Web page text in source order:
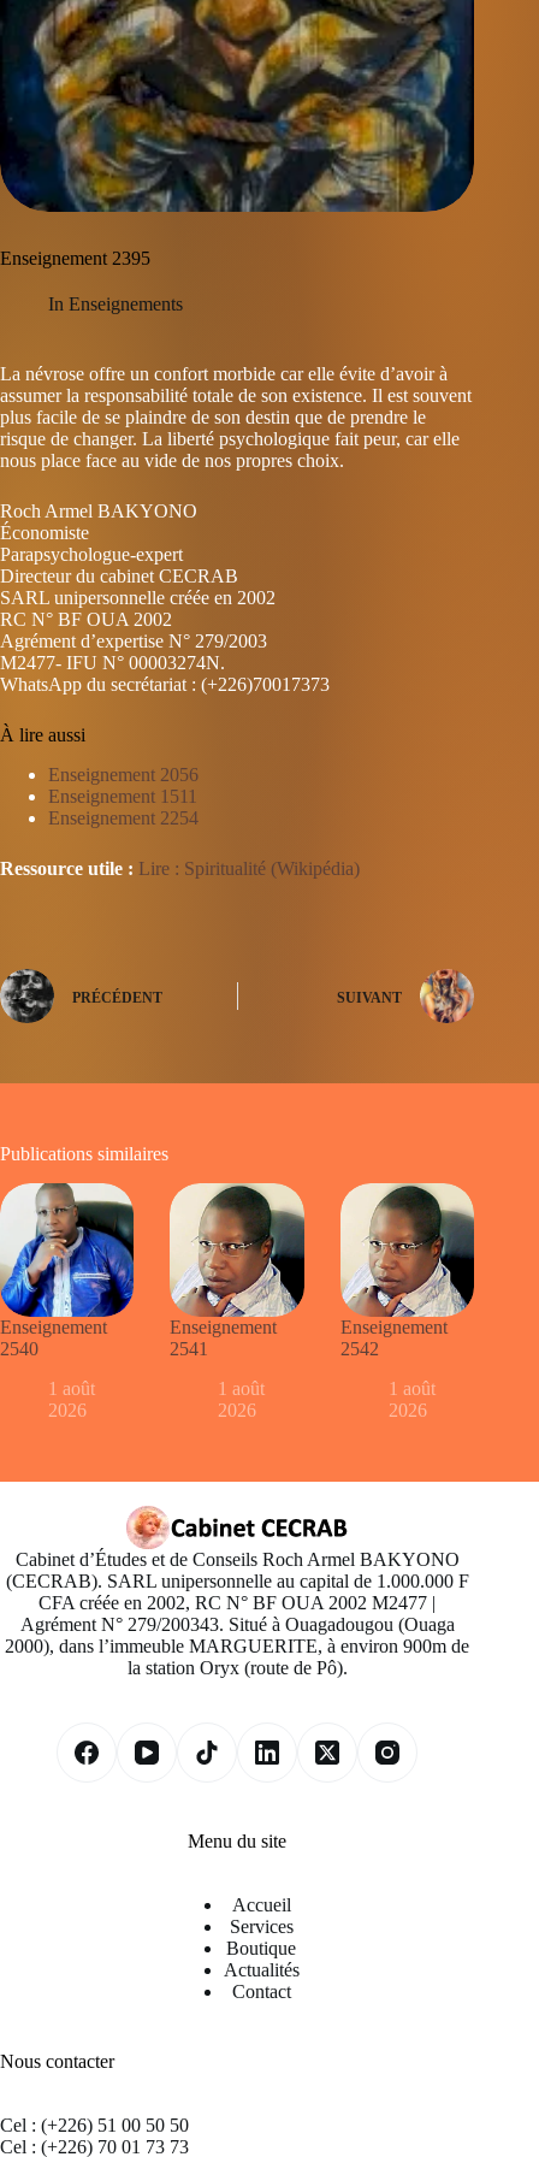
Enseignement 2395
In Enseignements
La névrose offre un confort morbide car elle évite d’avoir à
assumer la responsabilité totale de son existence. Il est souvent
plus facile de se plaindre de son destin que de prendre le
risque de changer. La liberté psychologique fait peur, car elle
nous place face au vide de nos propres choix.
Roch Armel BAKYONO
Économiste
Parapsychologue-expert
Directeur du cabinet CECRAB
SARL unipersonnelle créée en 2002
RC N° BF OUA 2002
Agrément d’expertise N° 279/2003
M2477- IFU N° 00003274N.
WhatsApp du secrétariat : (+226)70017373
À lire aussi
Enseignement 2056
Enseignement 1511
Enseignement 2254
Ressource utile : Lire : Spiritualité (Wikipédia)
PRÉCÉDENT SUIVANT
Publications similaires
Enseignement
2540
1 août
2026
Enseignement
2541
1 août
2026
Enseignement
2542
1 août
2026
Cabinet d’Études et de Conseils Roch Armel BAKYONO
(CECRAB). SARL unipersonnelle au capital de 1.000.000 F
CFA créée en 2002, RC N° BF OUA 2002 M2477 |
Agrément N° 279/200343. Situé à Ouagadougou (Ouaga
2000), dans l’immeuble MARGUERITE, à environ 900m de
la station Oryx (route de Pô).
Menu du site
Accueil
Services
Boutique
Actualités
Contact
Nous contacter
Cel : (+226) 51 00 50 50
Cel : (+226) 70 01 73 73